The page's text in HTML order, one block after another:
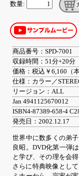
数量:
商品番号：SPD-7001
収録時間：51分+20分
価格：税込￥6,160（
仕様：カラー／
リージョン：ALL
Jan 4941125670012
ISBN4-87389-658-4
発売日：2002.12.17
世界中に数多くの弟
良昭。DVD化第一弾
と学び、その理を会
さらに特典映像とし